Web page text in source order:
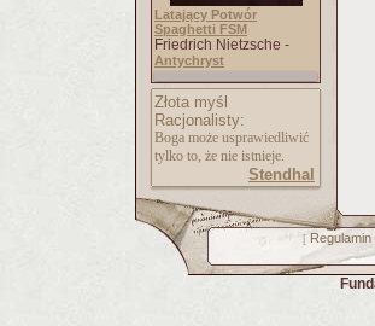
Latający Potwór
Spaghetti FSM
Friedrich Nietzsche -
Antychryst
Złota myśl
Racjonalisty:
Boga może usprawiedliwić
tylko to, że nie istnieje.
Stendhal
[ Regulamin